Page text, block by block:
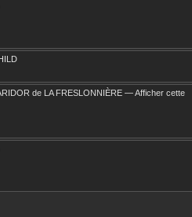
de LA FRESLONNIÈRE —Afficher cette